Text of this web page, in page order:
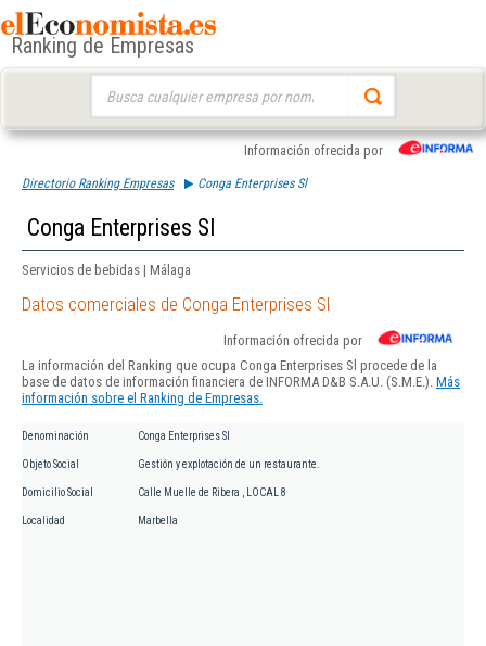
Ranking de Empresas
Información ofrecida por
Directorio Ranking Empresas Conga Enterprises Sl
Conga Enterprises Sl
Servicios de bebidas | Málaga
Datos comerciales de Conga Enterprises Sl
Información ofrecida por
La información del Ranking que ocupa Conga Enterprises Sl procede de la
base de datos de información financiera de INFORMA D&B S.A.U. (S.M.E.). Más
información sobre el Ranking de Empresas.
Denominación Conga Enterprises Sl
Objeto Social Gestión y explotación de un restaurante.
Domicilio Social Calle Muelle de Ribera , LOCAL 8
Localidad Marbella